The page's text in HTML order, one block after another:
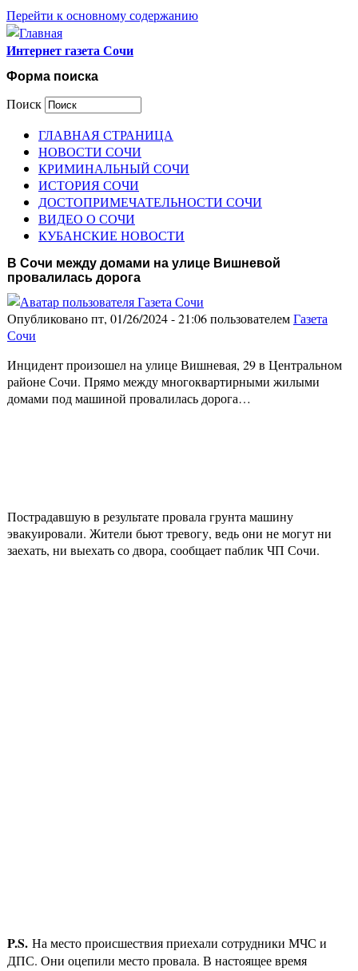
Перейти к основному содержанию
Интернет газета Сочи
Форма поиска
Поиск
ГЛАВНАЯ СТРАНИЦА
НОВОСТИ СОЧИ
КРИМИНАЛЬНЫЙ СОЧИ
ИСТОРИЯ СОЧИ
ДОСТОПРИМЕЧАТЕЛЬНОСТИ СОЧИ
ВИДЕО О СОЧИ
КУБАНСКИЕ НОВОСТИ
В Сочи между домами на улице Вишневой
провалилась дорога
Опубликовано пт, 01/26/2024 - 21:06 пользователемГазета
Сочи
Инцидент произошел на улице Вишневая, 29 в Центральном
районе Сочи. Прямо между многоквартирными жилыми
домами под машиной провалилась дорога…
Пострадавшую в результате провала грунта машину
эвакуировали. Жители бьют тревогу, ведь они не могут ни
заехать, ни выехать со двора, сообщает паблик ЧП Сочи.
P.S. На место происшествия приехали сотрудники МЧС и
ДПС. Они оцепили место провала. В настоящее время